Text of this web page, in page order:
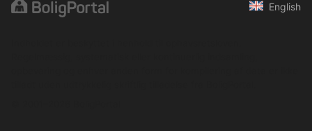
English